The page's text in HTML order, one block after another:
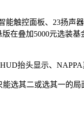
触控面板、23扬声
在叠加5000元选装
抬头显示、
选其二或选其一的